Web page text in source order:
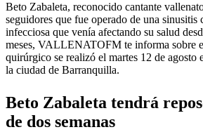
Beto Zabaleta, reconocido cantante
seguidores que fue operado de una sinusitis
infecciosa que venía afectando su salud
meses, VALLENATOFM te informa sobre
quirúrgico se realizó el martes 12 de agosto
la ciudad de Barranquilla.
Beto Zabaleta tendrá
de dos semanas